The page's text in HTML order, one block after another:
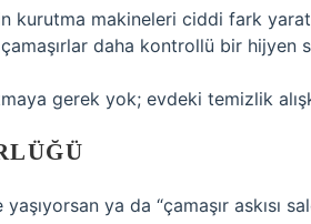
kurutma makineleri ciddi fark
daha kontrollü bir hijyen
gerek yok; evdeki temizlik
ya da “çamaşır askısı